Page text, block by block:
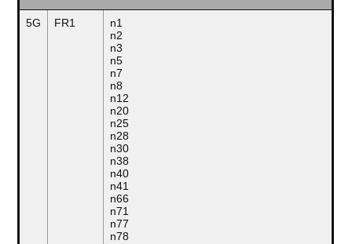
5G FR1
n1
n2
n3
n5
n7
n8
n12
n20
n25
n28
n30
n38
n40
n41
n66
n71
n77
n78